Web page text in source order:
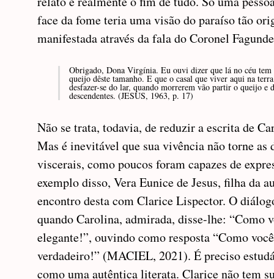
face da fome teria uma visão do paraíso tão
manifestada através da fala do Coronel
Obrigado, Dona Virgínia. Eu ouvi dizer que lá no céu
queijo dêste tamanho. E que o casal que viver aqui na
desfazer-se do lar, quando morrerem vão partir o queijo e
descendentes. (JESUS, 1963, p. 17)
Não se trata, todavia, de reduzir a escrita de
Mas é inevitável que sua vivência não torne as
viscerais, como poucos foram capazes de
exemplo disso, Vera Eunice de Jesus, filha da
encontro desta com Clarice Lispector. O
quando Carolina, admirada, disse-lhe: “Como
elegante!”, ouvindo como resposta “Como
verdadeiro!” (MACIEL, 2021). É preciso
como uma autêntica literata. Clarice não tem